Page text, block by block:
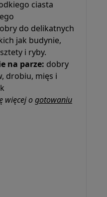
ciasta
do delikatnych
jak budynie,
i ryby.
na parze: dobry
drobiu, mięs i
więcej ogotowaniu